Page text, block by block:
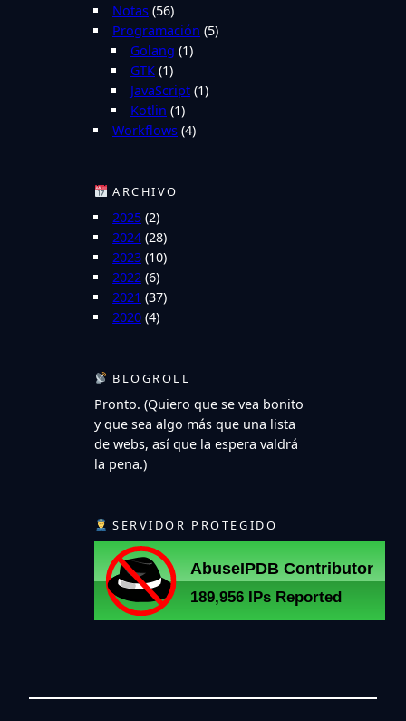
Notas (56)
Programación (5)
Golang (1)
GTK (1)
JavaScript (1)
Kotlin (1)
Workflows (4)
ARCHIVO
2025 (2)
2024 (28)
2023 (10)
2022 (6)
2021 (37)
2020 (4)
BLOGROLL
Pronto. (Quiero que se vea bonito
y que sea algo más que una lista
de webs, así que la espera valdrá
la pena.)
SERVIDOR PROTEGIDO